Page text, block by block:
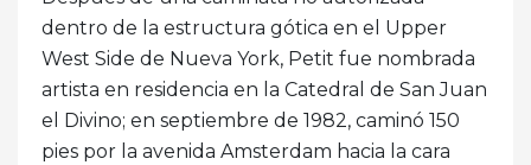
dentro de la estructura gótica en el Upper
West Side de Nueva York, Petit fue nombrada
artista en residencia en la Catedral de San Juan
el Divino; en septiembre de 1982, caminó 150
pies por la avenida Amsterdam hacia la cara